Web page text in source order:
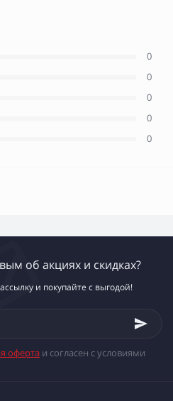
0
0
0
0
0
об акциях и скидках?
и покупайте с выгодой!
оферта и согласен с условиями